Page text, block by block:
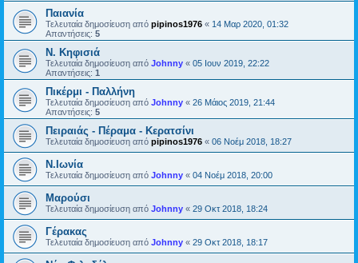
Παιανία
Τελευταία δημοσίευση από pipinos1976 « 14 Μαρ 2020, 01:32
Απαντήσεις: 5
Ν. Κηφισιά
Τελευταία δημοσίευση από Johnny « 05 Ιουν 2019, 22:22
Απαντήσεις: 1
Πικέρμι - Παλλήνη
Τελευταία δημοσίευση από Johnny « 26 Μάιος 2019, 21:44
Απαντήσεις: 5
Πειραιάς - Πέραμα - Κερατσίνι
Τελευταία δημοσίευση από pipinos1976 « 06 Νοέμ 2018, 18:27
Ν.Ιωνία
Τελευταία δημοσίευση από Johnny « 04 Νοέμ 2018, 20:00
Μαρούσι
Τελευταία δημοσίευση από Johnny « 29 Οκτ 2018, 18:24
Γέρακας
Τελευταία δημοσίευση από Johnny « 29 Οκτ 2018, 18:17